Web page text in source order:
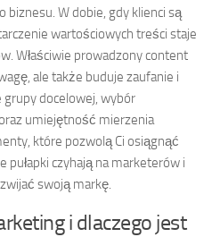
W dobie, gdy klienci są
wartościowych treści staje
Właściwie prowadzony content
ale także buduje zaufanie i
docelowej, wybór
umiejętność mierzenia
które pozwolą Ci osiągnąć
pułapki czyhają na marketerów i
swoją markę.
i dlaczego jest